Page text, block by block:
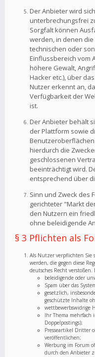
Der Anbieter wird
unterbrechungsfrei
Sorgfalt können
werden, in denen
technischen oder
Einflussbereich vom
höhere Gewalt,
Hacker etc.), über
Nutzer erkennt an,
Verfügbarkeit der
ist.
Der Anbieter behält
der Plattform sowie
hierdurch die
geschlossenen
beeinträchtigt wird.
entsprechend über
Sinn und Zweck des
gerichteter "Markt
den Nutzern ein
ohne beleidigende
§ 3 Pflichten als
Als Nutzer verpflichten Sie
werden, die gegen diese
deutsches Recht
beleidigende oder
Spam über das
gesetzlich,
geschützte Inhalte
wettbewerbswidrige
Ihr Thema mehrfach
Doppelpostings);
Presseartikel Dritter
veröffentlichen;
Werbung im Forum
durch den Anbieter